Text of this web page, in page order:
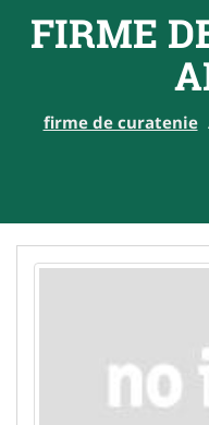
FIRME
firme de curatenie